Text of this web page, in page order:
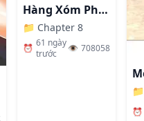
Hàng Xóm Phiền Phức
📁 Chapter 8
⏰ 61 ngày
trước
👁️ 708058
📁
⏰